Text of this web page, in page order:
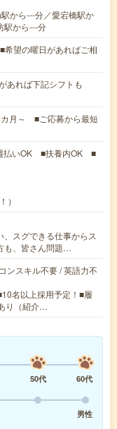
から---分／愛宕橋駅か
駅から---分
希望の曜日があればご相
あれば下記シフトも
カ月～ ■ご応募から最短
払いOK ■扶養内OK ■
）
、スグできる仕事からス
も、皆さん問題…
ンスキル不要 / 英語力不
名以上採用予定！■履
り（紹介…
50代
60代
男性